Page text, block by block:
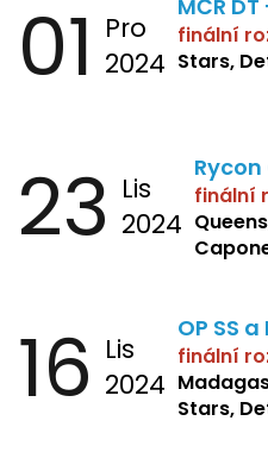
01 Pro
2024
MČR DT
finální
Stars,
23 Lis
2024
finální
16 Lis
2024
OP SS a
finální
Stars,